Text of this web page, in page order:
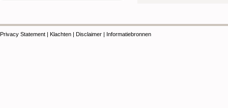
Privacy Statement | Klachten | Disclaimer | Informatiebronnen